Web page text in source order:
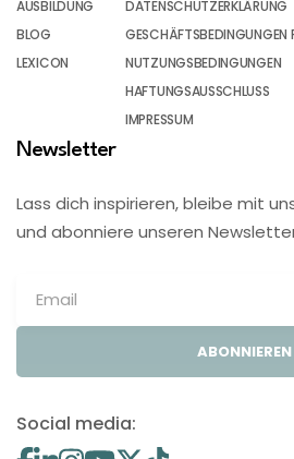
AUSBILDUNG
BLOG
LEXICON
DATENSCHUTZERKLÄRUNG
GESCHÄFTSBEDINGUNGEN
NUTZUNGSBEDINGUNGEN
HAFTUNGSAUSSCHLUSS
IMPRESSUM
Newsletter
Lass dich inspirieren, bleibe mit
und abonniere unseren
ABONNIEREN
Social media: